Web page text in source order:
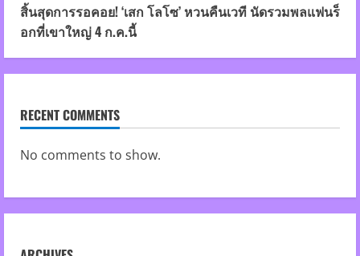
สิ้นสุดการรอคอย! ‘เสก โลโซ’ หวนคืนเวที นัดรวมพลแฟนร็
อกที่เขาใหญ่ 4 ก.ค.นี้
RECENT COMMENTS
No comments to show.